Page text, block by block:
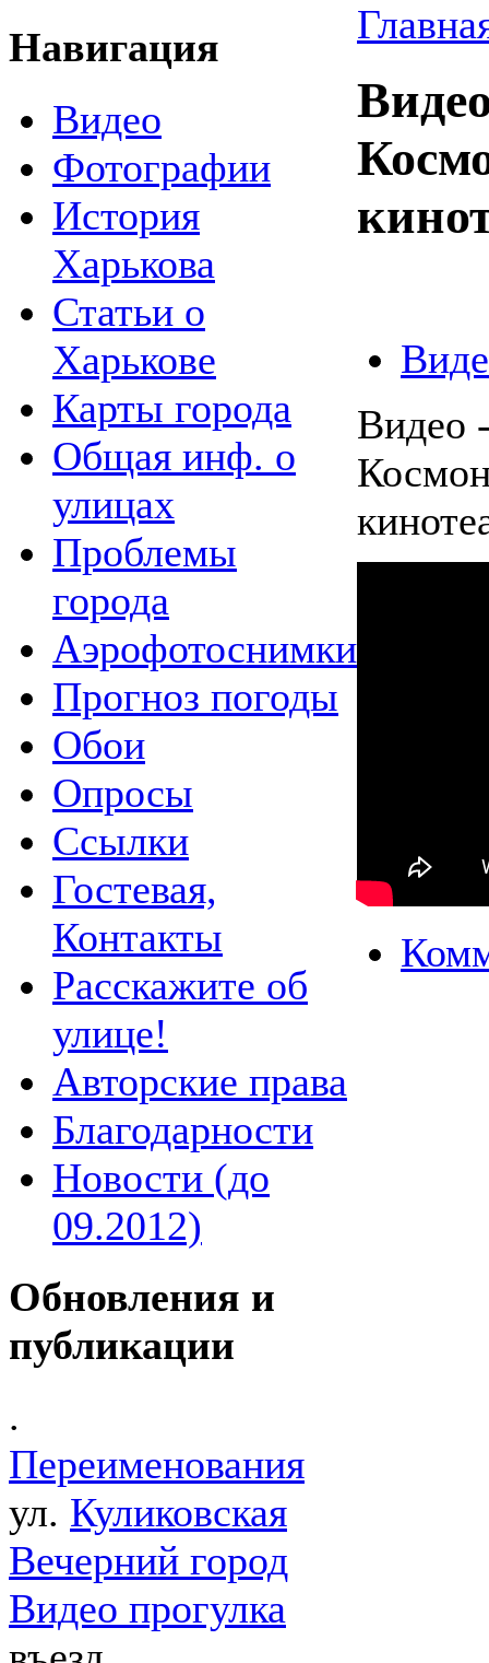
Навигация
Видео
Фотографии
История
Харькова
Статьи о
Харькове
Карты города
Общая инф. о
улицах
Проблемы
города
Аэрофотоснимки
Прогноз погоды
Обои
Опросы
Ссылки
Гостевая,
Контакты
Расскажите об
улице!
Авторские права
Благодарности
Новости (до
09.2012)
Обновления и
публикации
.
Переименования
ул. Куликовская
Вечерний город
Видео прогулка
Видео